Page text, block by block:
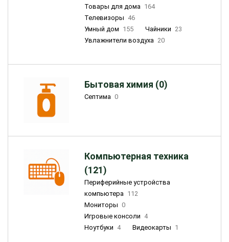
Товары для дома 164
Телевизоры 46
Умный дом 155 Чайники 23
Увлажнители воздуха 20
Бытовая химия (0)
Септима 0
Компьютерная техника
(121)
Периферийные устройства
компьютера 112
Мониторы 0
Игровые консоли 4
Ноутбуки 4 Видеокарты 1